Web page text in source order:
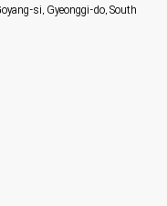
si, Gyeonggi-do, South